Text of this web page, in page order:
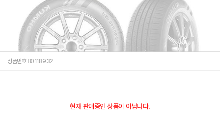
상품번호 B0118932
현재 판매중인 상품이 아닙니다.